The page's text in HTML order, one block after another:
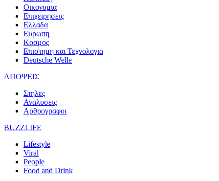
Οικονομια
Επιχειρησεις
Ελλαδα
Ευρωπη
Κοσμος
Επιστημη και Τεχνολογια
Deutsche Welle
ΑΠΟΨΕΙΣ
Στηλες
Αναλυσεις
Αρθρογραφοι
BUZZLIFE
Lifestyle
Viral
People
Food and Drink